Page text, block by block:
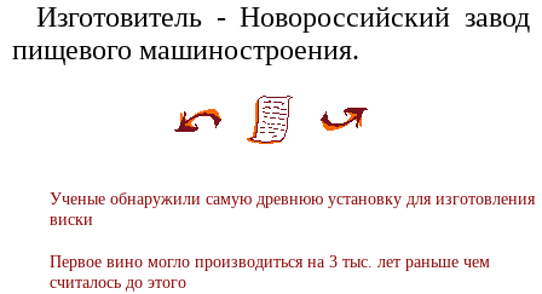
Изготовитель - Новороссийский завод
пищевого машиностроения.
Ученые обнаружили самую древнюю установку для изготовления
виски
Первое вино могло производиться на 3 тыс. лет раньше чем
считалось до этого